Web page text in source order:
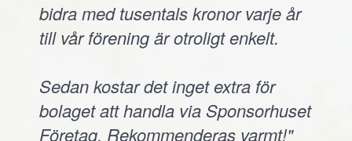
bidra med tusentals kronor varje år
till vår förening är otroligt enkelt.
Sedan kostar det inget extra för
bolaget att handla via Sponsorhuset
Företag. Rekommenderas varmt!"